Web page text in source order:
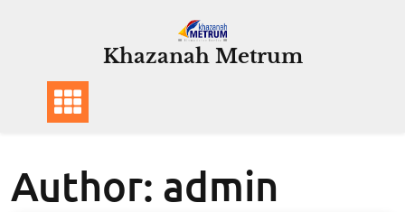
Khazanah Metrum
Author: admin